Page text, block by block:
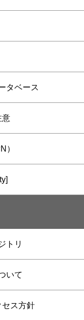
タベース
意
）
トリ
いて
ス方針